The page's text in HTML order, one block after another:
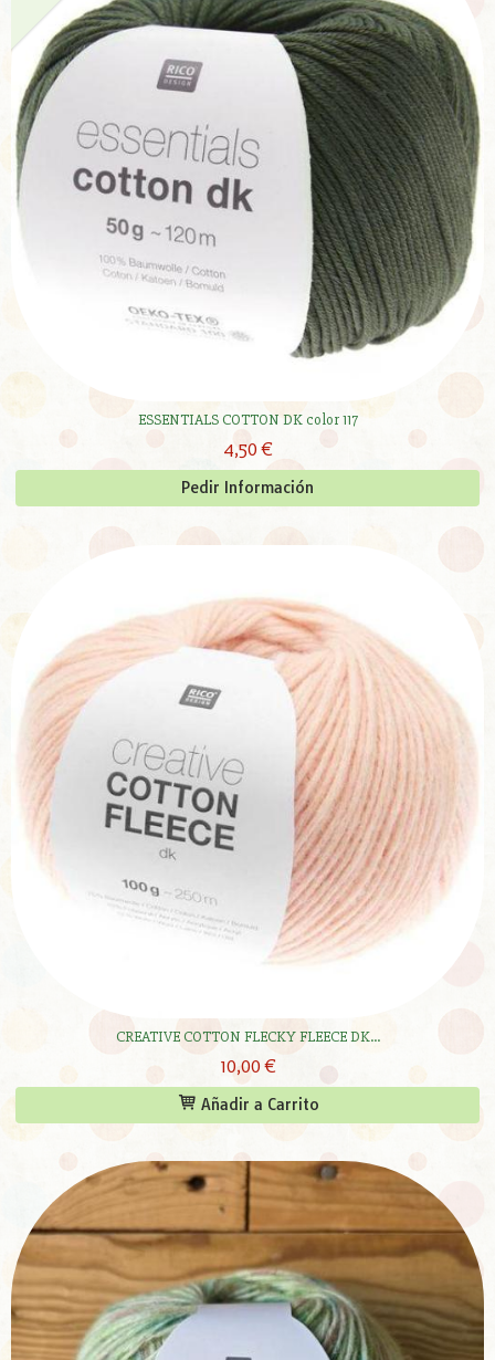
ESSENTIALS COTTON DK color 117
4,50 €
Pedir Información
CREATIVE COTTON FLECKY FLEECE DK...
10,00 €
Añadir a Carrito